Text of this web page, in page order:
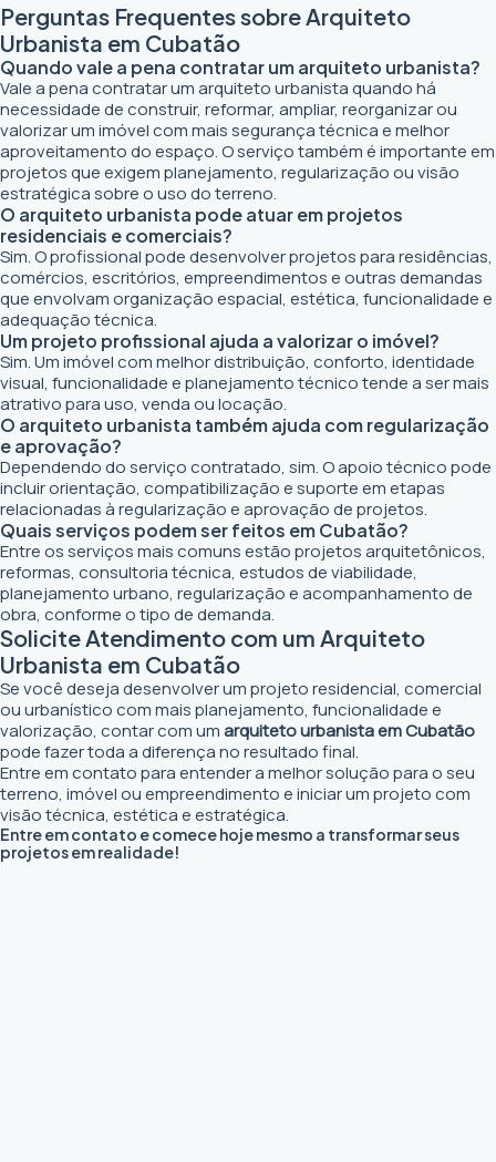
Perguntas Frequentes sobre Arquiteto
Urbanista em Cubatão
Quando vale a pena contratar um arquiteto urbanista?
Vale a pena contratar um arquiteto urbanista quando há
necessidade de construir, reformar, ampliar, reorganizar ou
valorizar um imóvel com mais segurança técnica e melhor
aproveitamento do espaço. O serviço também é importante em
projetos que exigem planejamento, regularização ou visão
estratégica sobre o uso do terreno.
O arquiteto urbanista pode atuar em projetos
residenciais e comerciais?
Sim. O profissional pode desenvolver projetos para residências,
comércios, escritórios, empreendimentos e outras demandas
que envolvam organização espacial, estética, funcionalidade e
adequação técnica.
Um projeto profissional ajuda a valorizar o imóvel?
Sim. Um imóvel com melhor distribuição, conforto, identidade
visual, funcionalidade e planejamento técnico tende a ser mais
atrativo para uso, venda ou locação.
O arquiteto urbanista também ajuda com regularização
e aprovação?
Dependendo do serviço contratado, sim. O apoio técnico pode
incluir orientação, compatibilização e suporte em etapas
relacionadas à regularização e aprovação de projetos.
Quais serviços podem ser feitos em Cubatão?
Entre os serviços mais comuns estão projetos arquitetônicos,
reformas, consultoria técnica, estudos de viabilidade,
planejamento urbano, regularização e acompanhamento de
obra, conforme o tipo de demanda.
Solicite Atendimento com um Arquiteto
Urbanista em Cubatão
Se você deseja desenvolver um projeto residencial, comercial
ou urbanístico com mais planejamento, funcionalidade e
valorização, contar com umarquiteto urbanista em Cubatão
pode fazer toda a diferença no resultado final.
Entre em contato para entender a melhor solução para o seu
terreno, imóvel ou empreendimento e iniciar um projeto com
visão técnica, estética e estratégica.
Entre em contato e comece hoje mesmo a transformar seus
projetos em realidade!